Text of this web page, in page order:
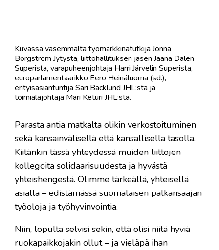
Kuvassa vasemmalta työmarkkinatutkija Jonna
Borgström Jytystä, liittohallituksen jäsen Jaana Dalen
Superista, varapuheenjohtaja Harri Järvelin Superista,
europarlamentaarikko Eero Heinäluoma (sd.),
erityisasiantuntija Sari Bäcklund JHL:stä ja
toimialajohtaja Mari Keturi JHL:stä.
Parasta antia matkalta olikin verkostoituminen
sekä kansainvälisellä että kansallisella tasolla.
Kiitänkin tässä yhteydessä muiden liittojen
kollegoita solidaarisuudesta ja hyvästä
yhteishengestä. Olimme tärkeällä, yhteisellä
asialla – edistämässä suomalaisen palkansaajan
työoloja ja työhyvinvointia.
Niin, lopulta selvisi sekin, että olisi niitä hyviä
ruokapaikkojakin ollut – ja vieläpä ihan